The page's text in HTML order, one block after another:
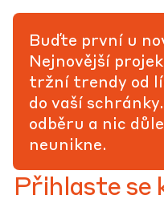
Přihlaste se
Buďte první u
Nejnovější
tržní trendy od
do vaší
odběru a nic
neunikne.